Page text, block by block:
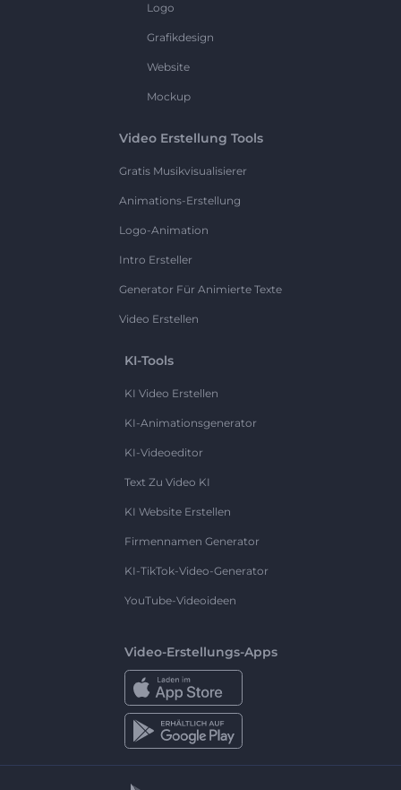
Logo
Grafikdesign
Website
Mockup
Video Erstellung Tools
Gratis Musikvisualisierer
Animations-Erstellung
Logo-Animation
Intro Ersteller
Generator Für Animierte Texte
Video Erstellen
KI-Tools
KI Video Erstellen
KI-Animationsgenerator
KI-Videoeditor
Text Zu Video KI
KI Website Erstellen
Firmennamen Generator
KI-TikTok-Video-Generator
YouTube-Videoideen
Video-Erstellungs-Apps